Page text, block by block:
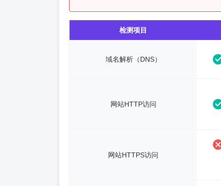
检测项目
域名解析（DNS）
网站HTTP访问
网站HTTPS访问